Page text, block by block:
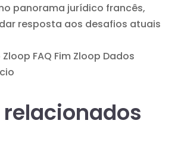
panorama jurídico francês,
resposta aos desafios atuais
Zloop FAQ Fim Zloop Dados